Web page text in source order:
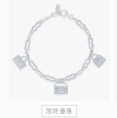
限時優惠